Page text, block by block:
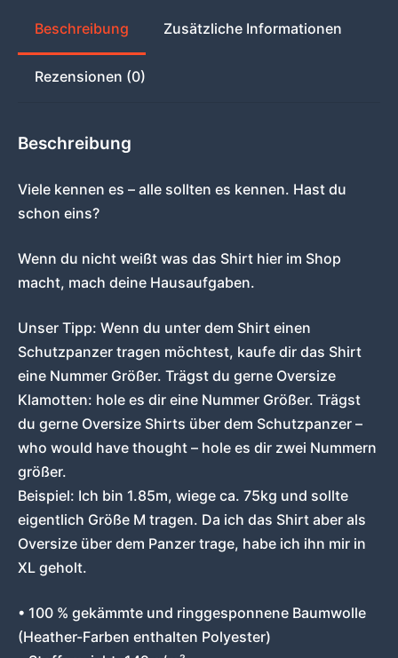
Beschreibung Zusätzliche Informationen
Rezensionen (0)
Beschreibung
Viele kennen es – alle sollten es kennen. Hast du
schon eins?
Wenn du nicht weißt was das Shirt hier im Shop
macht, mach deine Hausaufgaben.
Unser Tipp: Wenn du unter dem Shirt einen
Schutzpanzer tragen möchtest, kaufe dir das Shirt
eine Nummer Größer. Trägst du gerne Oversize
Klamotten: hole es dir eine Nummer Größer. Trägst
du gerne Oversize Shirts über dem Schutzpanzer –
who would have thought – hole es dir zwei Nummern
größer.
Beispiel: Ich bin 1.85m, wiege ca. 75kg und sollte
eigentlich Größe M tragen. Da ich das Shirt aber als
Oversize über dem Panzer trage, habe ich ihn mir in
XL geholt.
• 100 % gekämmte und ringgesponnene Baumwolle
(Heather-Farben enthalten Polyester)